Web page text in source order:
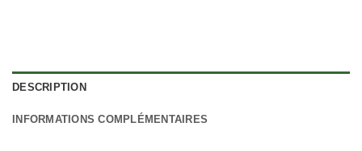
DESCRIPTION
INFORMATIONS COMPLÉMENTAIRES